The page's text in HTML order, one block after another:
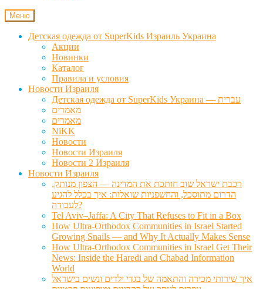
Меню
Детская одежда от SuperKids Израиль Украина
Акции
Новинки
Каталог
Правила и условия
Новости Израиля
Детская одежда от SuperKids Украина — עברית
מאמרים
מאמרים
NiKK
Новости
Новости Израиля
Новости 2 Израиля
Новости Израиля
רכבת ישראל שוב חותכת את המדינה — הצפון מנותק,
הדרום מתוסכל, והחשפניות שואלות: איך בכלל להגיע
לעבודה?
Tel Aviv–Jaffa: A City That Refuses to Fit in a Box
How Ultra-Orthodox Communities in Israel Started
Growing Snails — and Why It Actually Makes Sense
How Ultra-Orthodox Communities in Israel Get Their
News: Inside the Haredi and Chabad Information
World
איך שירותי מכירה והתאמה של בגדי ילדים ונשים בישראל